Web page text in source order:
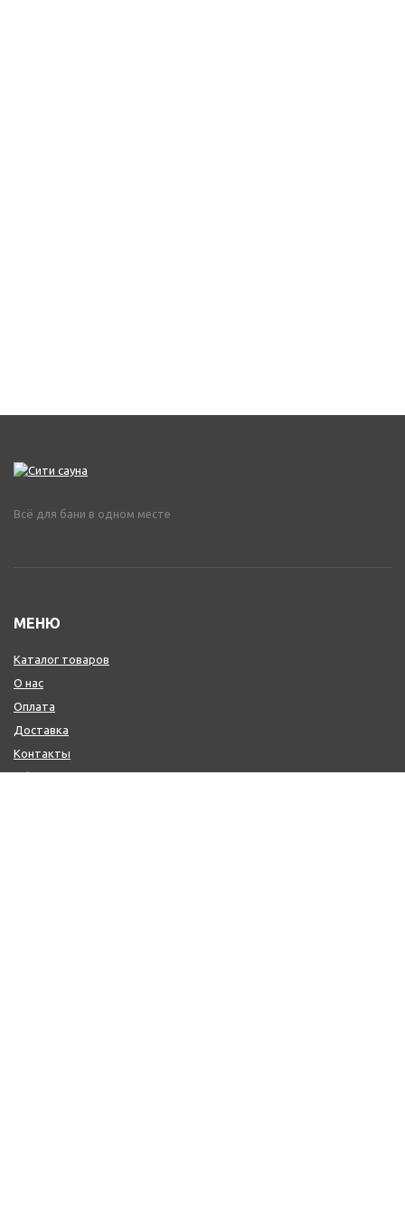
Всё для бани в одном месте
МЕНЮ
Каталог товаров
О нас
Оплата
Доставка
Контакты
Обмен и возврат